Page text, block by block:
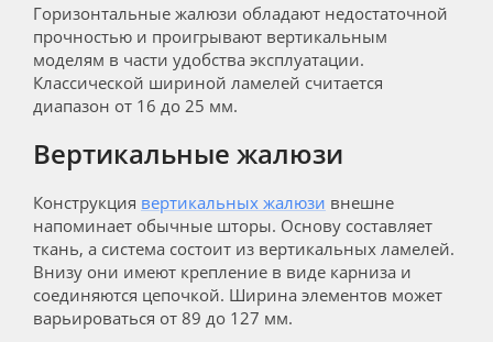
Горизонтальные жалюзи обладают недостаточной
прочностью и проигрывают вертикальным
моделям в части удобства эксплуатации.
Классической шириной ламелей считается
диапазон от 16 до 25 мм.
Вертикальные жалюзи
Конструкция вертикальных жалюзи внешне
напоминает обычные шторы. Основу составляет
ткань, а система состоит из вертикальных ламелей.
Внизу они имеют крепление в виде карниза и
соединяются цепочкой. Ширина элементов может
варьироваться от 89 до 127 мм.